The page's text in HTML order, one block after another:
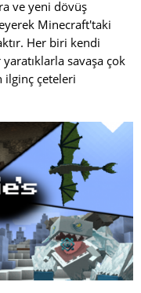
ve yeni dövüş
Minecraft'taki
Her biri kendi
savaşa çok
ilginç çeteleri